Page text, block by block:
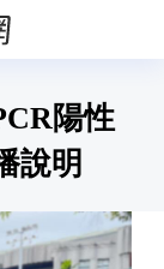
陽性
說明